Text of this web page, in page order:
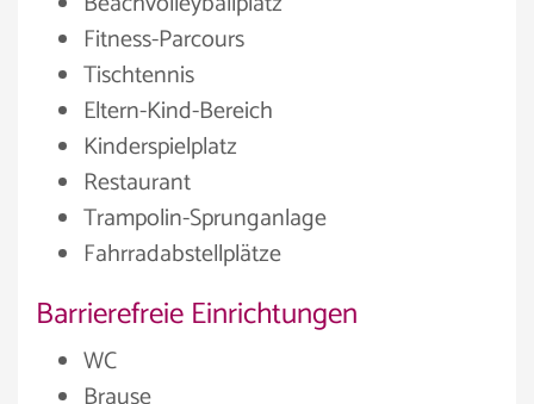
Fitness-Parcours
Tischtennis
Eltern-Kind-Bereich
Kinderspielplatz
Restaurant
Trampolin-Sprunganlage
Fahrradabstellplätze
Barrierefreie Einrichtungen
WC